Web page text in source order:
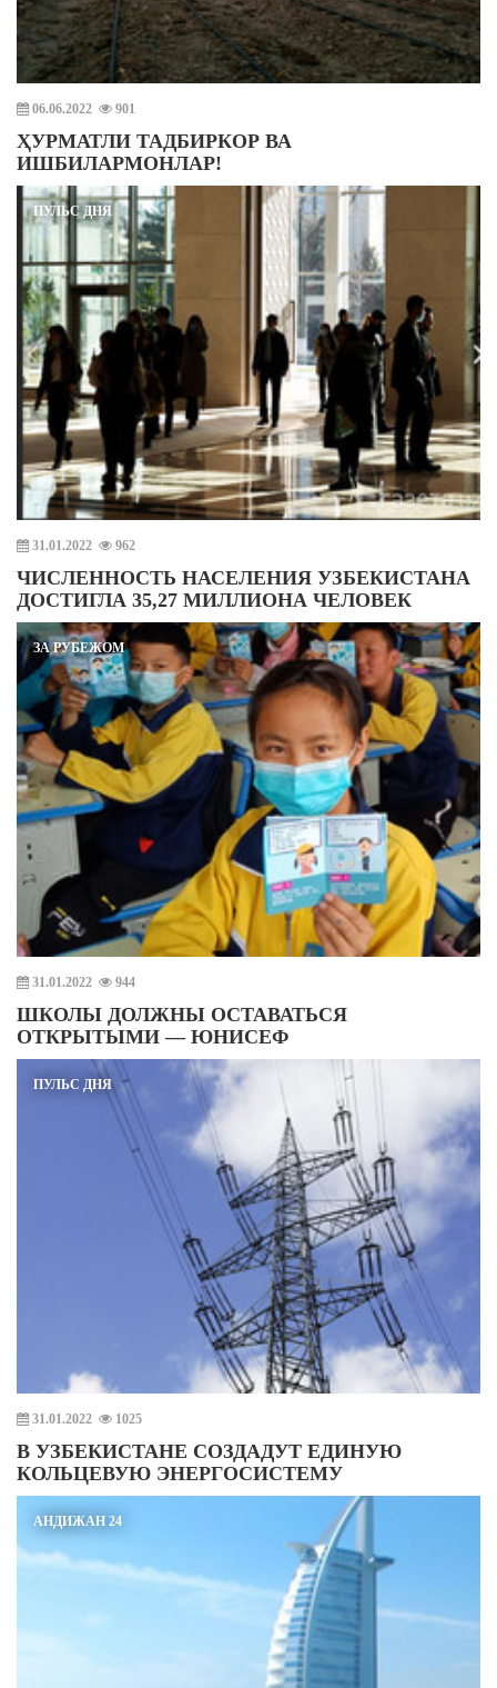
06.06.2022 901
ҲУРМАТЛИ ТАДБИРКОР ВА
ИШБИЛАРМОНЛАР!
ПУЛЬС ДНЯ
31.01.2022 962
ЧИСЛЕННОСТЬ НАСЕЛЕНИЯ УЗБЕКИСТАНА
ДОСТИГЛА 35,27 МИЛЛИОНА ЧЕЛОВЕК
ЗА РУБЕЖОМ
31.01.2022 944
ШКОЛЫ ДОЛЖНЫ ОСТАВАТЬСЯ
ОТКРЫТЫМИ — ЮНИСЕФ
ПУЛЬС ДНЯ
31.01.2022 1025
В УЗБЕКИСТАНЕ СОЗДАДУТ ЕДИНУЮ
КОЛЬЦЕВУЮ ЭНЕРГОСИСТЕМУ
АНДИЖАН 24